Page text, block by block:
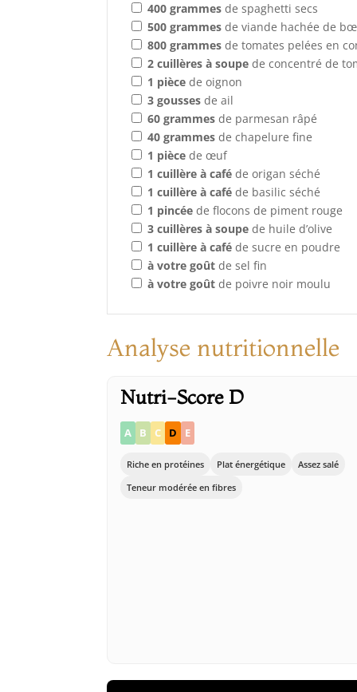
400 grammes de spaghetti secs
500 grammes de viande hachée de
800 grammes de tomates pelées en
2 cuillères à soupe de concentré de
1 pièce de oignon
3 gousses de ail
60 grammes de parmesan râpé
40 grammes de chapelure fine
1 pièce de œuf
1 cuillère à café de origan séché
1 cuillère à café de basilic séché
1 pincée de flocons de piment rouge
3 cuillères à soupe de huile d’olive
1 cuillère à café de sucre en poudre
à votre goût de sel fin
à votre goût de poivre noir moulu
Analyse nutritionnelle
Nutri-Score D
A B C D E
Riche en protéines Plat énergétique
Assez salé
Teneur modérée en fibres